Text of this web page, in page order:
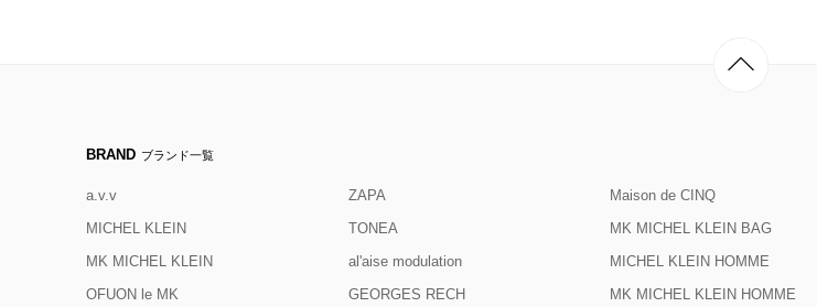
BRAND ブランド一覧
a.v.v
MICHEL KLEIN
MK MICHEL KLEIN
OFUON le MK
ZAPA
TONEA
al'aise modulation
GEORGES RECH
Maison de CINQ
MK MICHEL KLEIN BAG
MICHEL KLEIN HOMME
MK MICHEL KLEIN HOMME